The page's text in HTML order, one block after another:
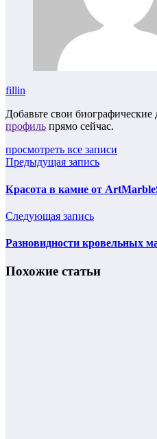
fillin
Добавьте свои биографические
профиль прямо сейчас.
просмотреть все записи
Предыдущая запись
Красота в камне от
Следующая запись
Разновидности кровельных
Похожие статьи